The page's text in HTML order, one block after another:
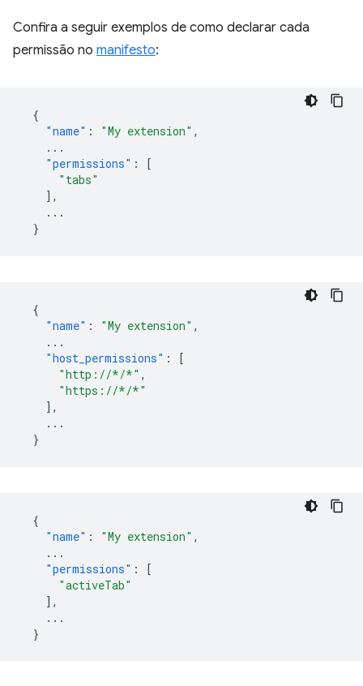
Confira a seguir exemplos de como declarar cada
permissão no manifesto:
{
"name" : "My extension" ,
...
"permissions" :
[
"tabs"
],
...
}
{
"name" : "My extension" ,
...
"host_permissions" :
[
"http://*/*" ,
"https://*/*"
],
...
}
{
"name" : "My extension" ,
...
"permissions" :
[
"activeTab"
],
...
}